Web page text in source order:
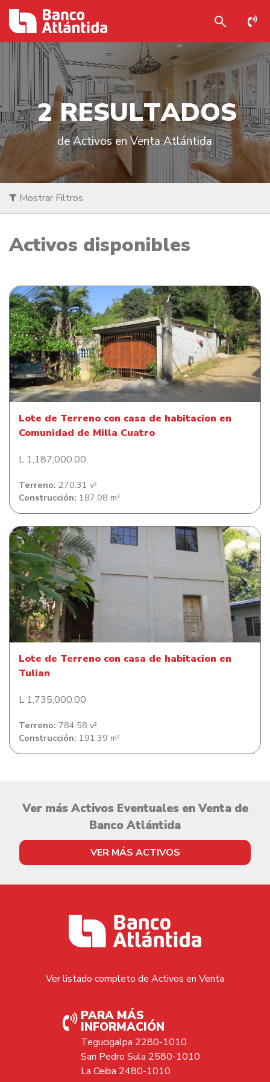
2 RESULTADOS
de Activos en Venta Atlántida
Mostrar Filtros
Activos disponibles
Lote de Terreno con casa de habitacion en Comunidad
de Milla Cuatro
Lote de Terreno con casa de habitacion en
Comunidad de Milla Cuatro
L 1,187,000.00
Terreno: 270.31 v²
Construcción: 187.08 m²
Lote de Terreno con casa de habitacion en Tulian
Lote de Terreno con casa de habitacion en
Tulian
L 1,735,000.00
Terreno: 784.58 v²
Construcción: 191.39 m²
Ver más Activos Eventuales en Venta de
Banco Atlántida
VER MÁS ACTIVOS
Ver listado completo de Activos en Venta
PARA MÁS
INFORMACIÓN
Tegucigalpa 2280-1010
San Pedro Sula 2580-1010
La Ceiba 2480-1010